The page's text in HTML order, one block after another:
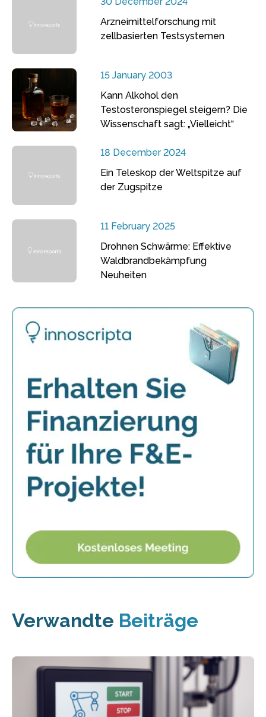
Arzneimittelforschung mit
zellbasierten Testsystemen
15 January 2003
Kann Alkohol den
Testosteronspiegel steigern? Die
Wissenschaft sagt: „Vielleicht“
18 December 2024
Ein Teleskop der Weltspitze auf
der Zugspitze
11 February 2025
Drohnen Schwärme: Effektive
Waldbrandbekämpfung
Neuheiten
Verwandte Beiträge